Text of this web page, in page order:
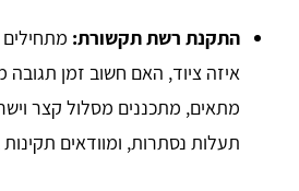
התקנת רשת תקשורת:
איזה ציוד, האם חשוב זמן תגובה
מתאים, מתכננים מסלול קצר
תעלות נסתרות, ומוודאים תקינות